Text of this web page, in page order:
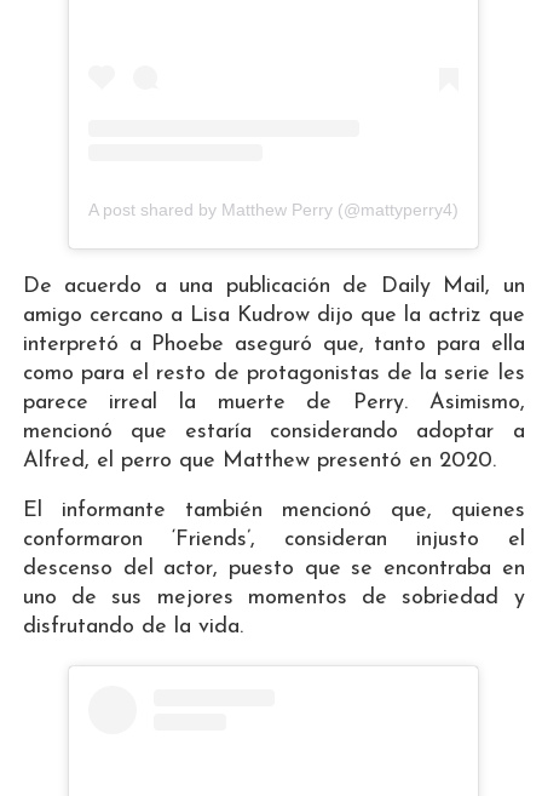
A post shared by Matthew Perry (@mattyperry4)
De acuerdo a una publicación de Daily Mail, un
amigo cercano a Lisa Kudrow dijo que la actriz que
interpretó a Phoebe aseguró que, tanto para ella
como para el resto de protagonistas de la serie les
parece irreal la muerte de Perry. Asimismo,
mencionó que estaría considerando adoptar a
Alfred, el perro que Matthew presentó en 2020.
El informante también mencionó que, quienes
conformaron ‘Friends’, consideran injusto el
descenso del actor, puesto que se encontraba en
uno de sus mejores momentos de sobriedad y
disfrutando de la vida.